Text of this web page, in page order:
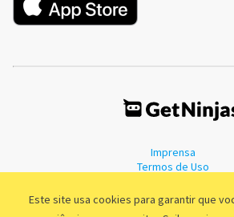
Este site usa cookies para garantir que
Imprensa
Termos de Uso